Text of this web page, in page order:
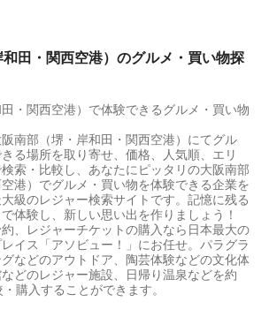
田・関西空港）のグルメ・買い物探
・関西空港）で体験できるグルメ・買い物
南部（堺・岸和田・関西空港）にてグル
る場所を取り寄せ、価格、人気順、エリ
索・比較し、あなたにピッタリの大阪南部
空港）でグルメ・買い物を体験できる企業を
級のレジャー検索サイトです。記憶に残る
体験し、新しい思い出を作りましょう！
、レジャーチケットの購入なら日本最大の
イス「アソビュー！」にお任せ。パラグラ
などのアウトドア、陶芸体験などの文化体
どのレジャー施設、日帰り温泉などを約
購入することができます。